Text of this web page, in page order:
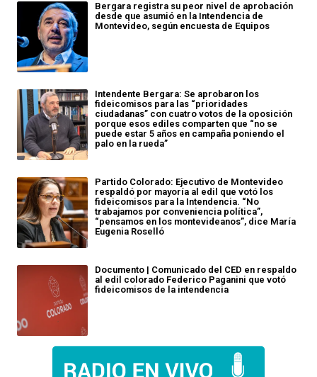
Bergara registra su peor nivel de aprobación
desde que asumió en la Intendencia de
Montevideo, según encuesta de Equipos
Intendente Bergara: Se aprobaron los
fideicomisos para las “prioridades
ciudadanas” con cuatro votos de la oposición
porque esos ediles comparten que “no se
puede estar 5 años en campaña poniendo el
palo en la rueda”
Partido Colorado: Ejecutivo de Montevideo
respaldó por mayoría al edil que votó los
fideicomisos para la Intendencia. “No
trabajamos por conveniencia política”,
“pensamos en los montevideanos”, dice María
Eugenia Roselló
Documento | Comunicado del CED en respaldo
al edil colorado Federico Paganini que votó
fideicomisos de la intendencia